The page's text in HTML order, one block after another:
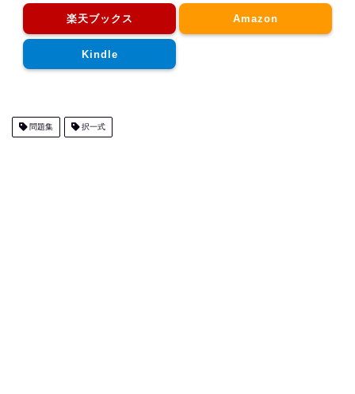
楽天ブックス Amazon
Kindle
問題集 択一式